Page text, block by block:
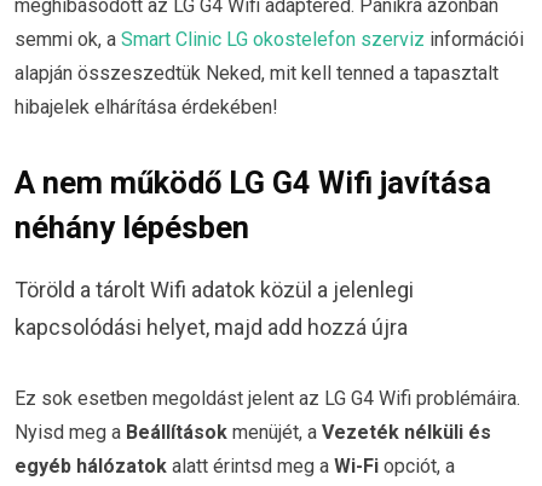
meghibásodott az LG G4 Wifi adaptered. Pánikra azonban
semmi ok, a Smart Clinic LG okostelefon szerviz információi
alapján összeszedtük Neked, mit kell tenned a tapasztalt
hibajelek elhárítása érdekében!
A nem működő LG G4 Wifi javítása
néhány lépésben
Töröld a tárolt Wifi adatok közül a jelenlegi
kapcsolódási helyet, majd add hozzá újra
Ez sok esetben megoldást jelent az LG G4 Wifi problémáira.
Nyisd meg a Beállítások menüjét, a Vezeték nélküli és
egyéb hálózatok alatt érintsd meg a Wi-Fi opciót, a